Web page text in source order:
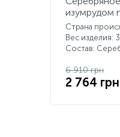
изумрудом
Страна
Вес изделия:
Состав:
6 910 грн
2 764 грн